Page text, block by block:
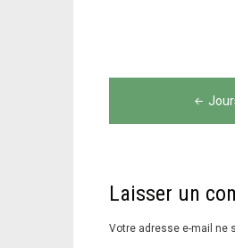
de
Laisser un
Votre adresse e-mail ne